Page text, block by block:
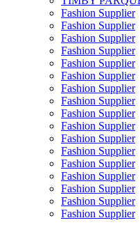
Fashion Supplier
Fashion Supplier
Fashion Supplier
Fashion Supplier
Fashion Supplier
Fashion Supplier
Fashion Supplier
Fashion Supplier
Fashion Supplier
Fashion Supplier
Fashion Supplier
Fashion Supplier
Fashion Supplier
Fashion Supplier
Fashion Supplier
Fashion Supplier
Fashion Supplier